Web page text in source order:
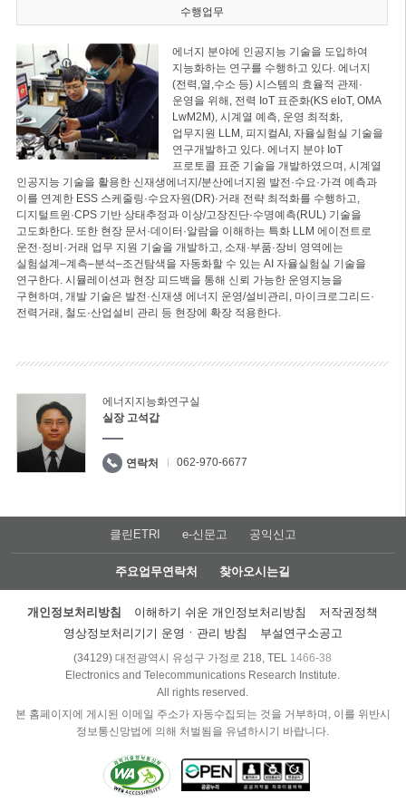
수행업무
에너지 분야에 인공지능 기술을 도입하여
지능화하는 연구를 수행하고 있다. 에너지
(전력,열,수소 등) 시스템의 효율적 관제·
운영을 위해, 전력 IoT 표준화(KS eIoT, OMA
LwM2M), 시계열 예측, 운영 최적화,
업무지원 LLM, 피지컬AI, 자율실험실 기술을
연구개발하고 있다. 에너지 분야 IoT
프로토콜 표준 기술을 개발하였으며, 시계열
인공지능 기술을 활용한 신재생에너지/분산에너지원 발전·수요·가격 예측과
이를 연계한 ESS 스케줄링·수요자원(DR)·거래 전략 최적화를 수행하고,
디지털트윈·CPS 기반 상태추정과 이상/고장진단·수명예측(RUL) 기술을
고도화한다. 또한 현장 문서·데이터·알람을 이해하는 특화 LLM 에이전트로
운전·정비·거래 업무 지원 기술을 개발하고, 소재·부품·장비 영역에는
실험설계–계측–분석–조건탐색을 자동화할 수 있는 AI 자율실험실 기술을
연구한다. 시뮬레이션과 현장 피드백을 통해 신뢰 가능한 운영지능을
구현하며, 개발 기술은 발전·신재생 에너지 운영/설비관리, 마이크로그리드·
전력거래, 철도·산업설비 관리 등 현장에 확장 적용한다.
에너지지능화연구실
실장 고석갑
연락처 062-970-6677
클린ETRI e-신문고 공익신고
주요업무연락처 찾아오시는길
개인정보처리방침 이해하기 쉬운 개인정보처리방침
저작권정책
영상정보처리기기 운영ㆍ관리 방침
부설연구소공고
(34129) 대전광역시 유성구 가정로 218, TEL 1466-38
Electronics and Telecommunications Research Institute.
All rights reserved.
본 홈페이지에 게시된 이메일 주소가 자동수집되는 것을 거부하며, 이를 위반시
정보통신망법에 의해 처벌됨을 유념하시기 바랍니다.